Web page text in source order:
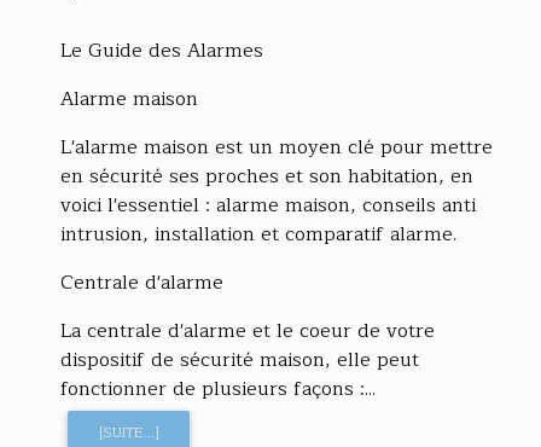
Le Guide des Alarmes
Alarme maison
L'alarme maison est un moyen clé pour mettre
en sécurité ses proches et son habitation, en
voici l'essentiel : alarme maison, conseils anti
intrusion, installation et comparatif alarme.
Centrale d'alarme
La centrale d'alarme et le coeur de votre
dispositif de sécurité maison, elle peut
fonctionner de plusieurs façons :...
[SUITE...]